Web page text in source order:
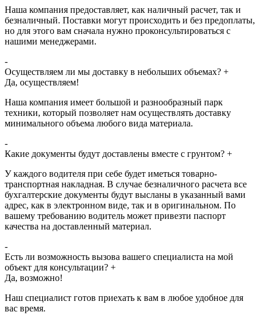
Наша компания предоставляет, как наличный расчет, так и
безналичный. Поставки могут происходить и без предоплаты,
но для этого вам сначала нужно проконсультироваться с
нашими менеджерами.
-
Осуществляем ли мы доставку в небольших объемах? +
Да, осуществляем!
Наша компания имеет большой и разнообразный парк
техники, который позволяет нам осуществлять доставку
минимального объема любого вида материала.
-
Какие документы будут доставлены вместе с грунтом? +
У каждого водителя при себе будет иметься товарно-
транспортная накладная. В случае безналичного расчета все
бухгалтерские документы будут высланы в указанный вами
адрес, как в электронном виде, так и в оригинальном. По
вашему требованию водитель может привезти паспорт
качества на доставленный материал.
-
Есть ли возможность вызова вашего специалиста на мой
объект для консультации? +
Да, возможно!
Наш специалист готов приехать к вам в любое удобное для
вас время.